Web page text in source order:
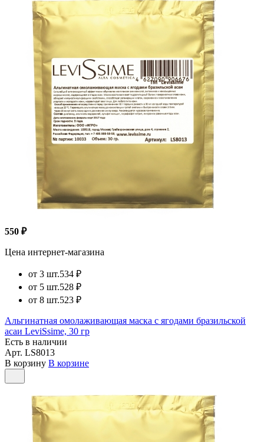
550 ₽
Цена интернет-магазина
от 3 шт.534 ₽
от 5 шт.528 ₽
от 8 шт.523 ₽
Альгинатная омолаживающая маска с ягодами бразильской
асаи LeviSsime, 30 гр
Есть в наличии
Арт. LS8013
В корзину В корзине